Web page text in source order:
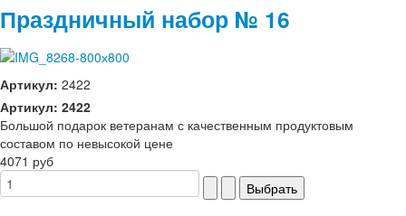
Праздничный набор № 16
Артикул: 2422
Артикул: 2422
Большой подарок ветеранам с качественным продуктовым
составом по невысокой цене
4071 руб